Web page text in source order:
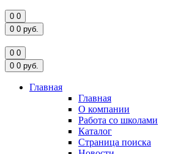
0 0
0 0 руб.
0 0
0 0 руб.
Главная
Главная
О компании
Работа со школами
Каталог
Страница поиска